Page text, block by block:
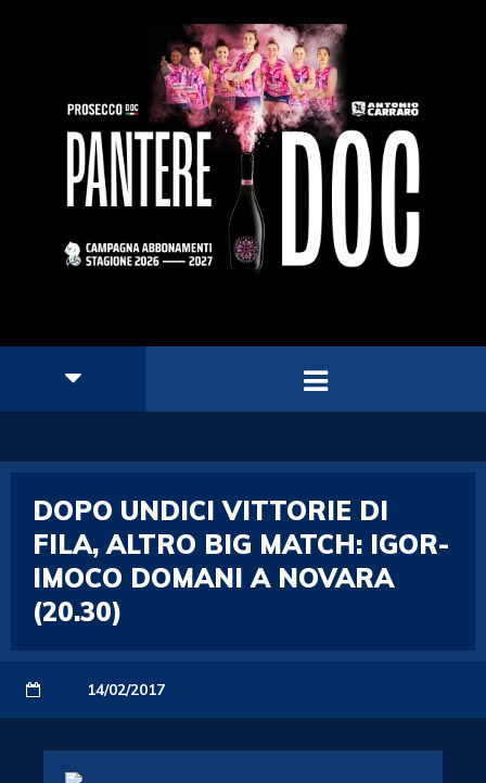
DOPO UNDICI VITTORIE DI
FILA, ALTRO BIG MATCH: IGOR-
IMOCO DOMANI A NOVARA
(20.30)
14/02/2017